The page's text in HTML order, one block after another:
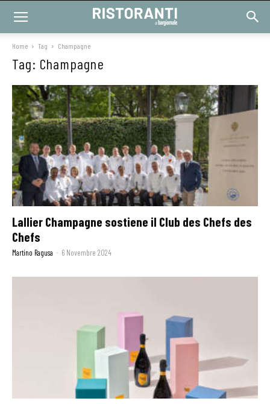
Home Tag Champagne
Tag: Champagne
Lallier Champagne sostiene il Club des Chefs des
Chefs
Martino Ragusa - 6 Novembre 2024